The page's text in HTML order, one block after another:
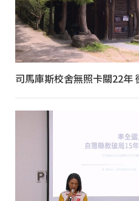
司馬庫斯校舍無照卡關22年